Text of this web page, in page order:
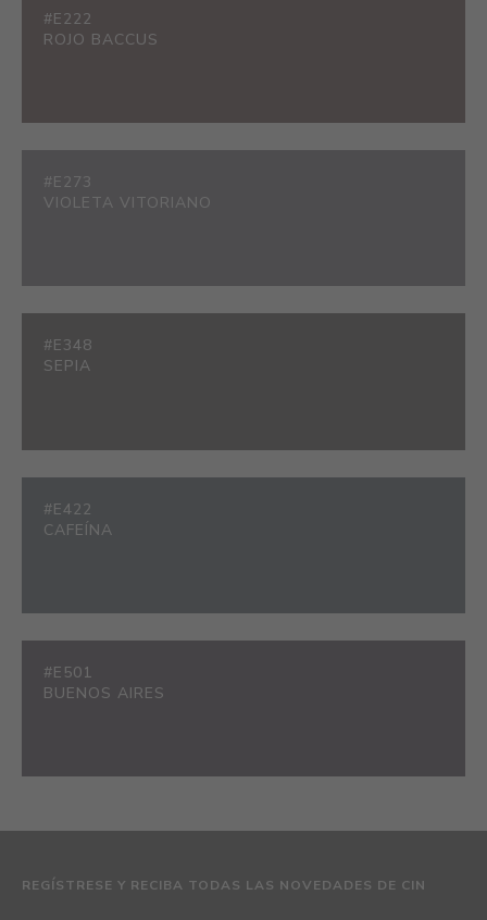
#E222
ROJO BACCUS
#E273
VIOLETA VITORIANO
#E348
SEPIA
#E422
CAFEÍNA
#E501
BUENOS AIRES
REGÍSTRESE Y RECIBA TODAS LAS NOVEDADES DE CIN